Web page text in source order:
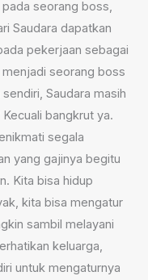
seorang boss,
Saudara dapatkan
pekerjaan sebagai
seorang boss
Saudara masih
bangkrut ya.
segala
yang gajinya begitu
Kita bisa hidup
kita bisa mengatur
sambil melayani
keluarga,
untuk mengaturnya